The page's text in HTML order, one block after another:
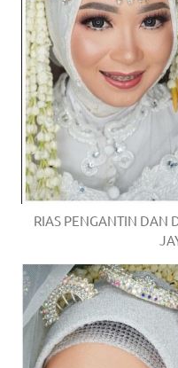
RIAS PENGANTIN DAN